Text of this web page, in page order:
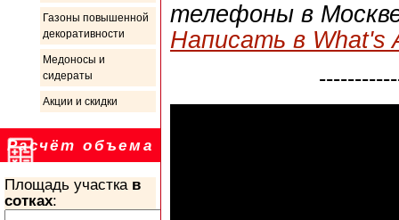
Газоны повышенной
декоративности
Медоносы и
сидераты
Акции и скидки
Расчёт объема
Площадь участка в
сотках:
телефоны в
Написать в What's